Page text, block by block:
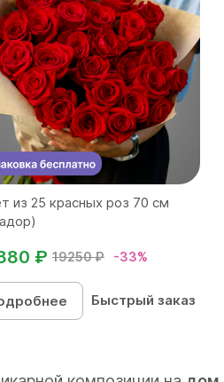
из 25 красных роз 70 см
19250 ₽ -33%
₽
Быстрый заказ